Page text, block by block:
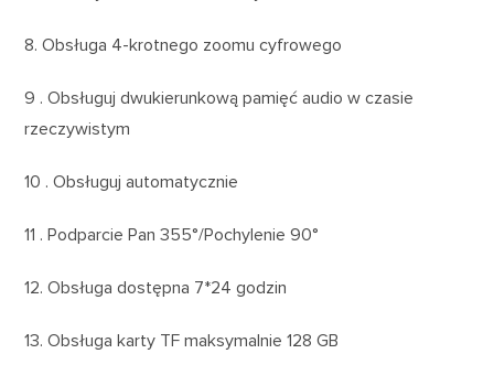
8. Obsługa 4-krotnego zoomu cyfrowego
9 . Obsługuj dwukierunkową pamięć audio w czasie
rzeczywistym
10 . Obsługuj automatycznie
11 . Podparcie Pan 355°/Pochylenie 90°
12. Obsługa dostępna 7*24 godzin
13. Obsługa karty TF maksymalnie 128 GB